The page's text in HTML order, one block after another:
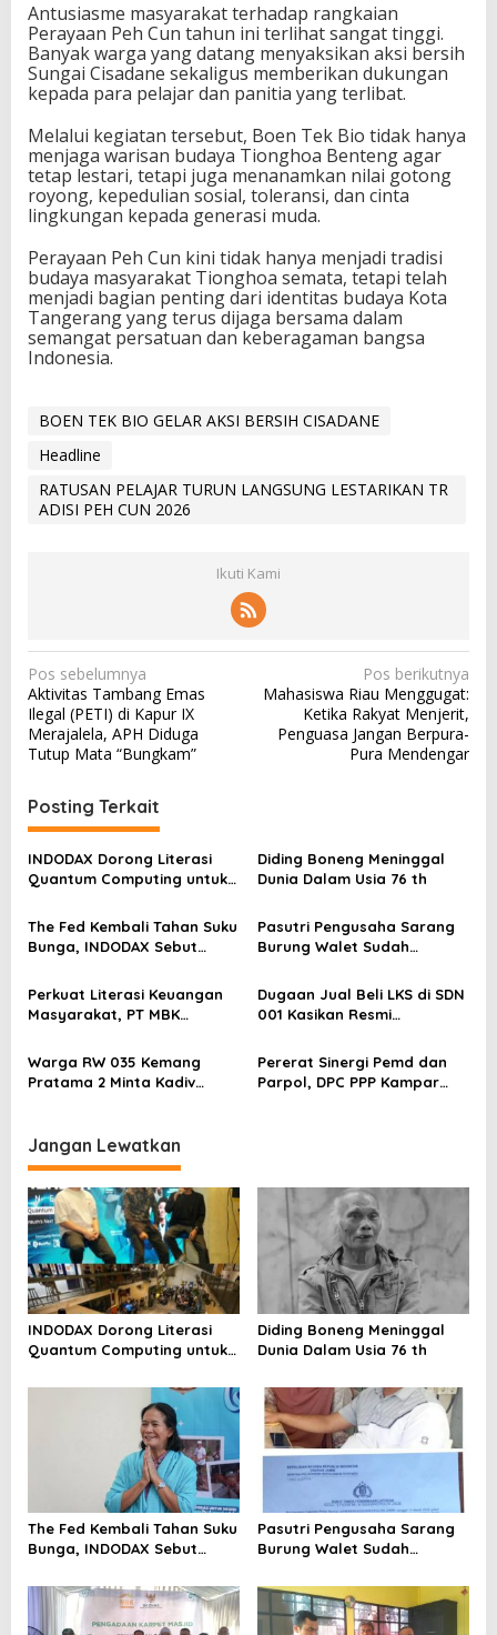
Antusiasme masyarakat terhadap rangkaian
Perayaan Peh Cun tahun ini terlihat sangat tinggi.
Banyak warga yang datang menyaksikan aksi bersih
Sungai Cisadane sekaligus memberikan dukungan
kepada para pelajar dan panitia yang terlibat.
Melalui kegiatan tersebut, Boen Tek Bio tidak hanya
menjaga warisan budaya Tionghoa Benteng agar
tetap lestari, tetapi juga menanamkan nilai gotong
royong, kepedulian sosial, toleransi, dan cinta
lingkungan kepada generasi muda.
Perayaan Peh Cun kini tidak hanya menjadi tradisi
budaya masyarakat Tionghoa semata, tetapi telah
menjadi bagian penting dari identitas budaya Kota
Tangerang yang terus dijaga bersama dalam
semangat persatuan dan keberagaman bangsa
Indonesia.
BOEN TEK BIO GELAR AKSI BERSIH CISADANE
Headline
RATUSAN PELAJAR TURUN LANGSUNG LESTARIKAN TR
ADISI PEH CUN 2026
Ikuti Kami
N
a
v
i
g
a
s
i
p
o
s
Pos sebelumnya
Aktivitas Tambang Emas
Ilegal (PETI) di Kapur IX
Merajalela, APH Diduga
Tutup Mata “Bungkam”
Pos berikutnya
Mahasiswa Riau Menggugat:
Ketika Rakyat Menjerit,
Penguasa Jangan Berpura-
Pura Mendengar
Posting Terkait
INDODAX Dorong Literasi
Quantum Computing untuk
Blockchain
Diding Boneng Meninggal
Dunia Dalam Usia 76 th
The Fed Kembali Tahan Suku
Bunga, INDODAX Sebut
Sentimen Pasar
Pasutri Pengusaha Sarang
Burung Walet Sudah
Pelapor Desak Polda Jambi
Segera Lakukan Penahanan
Perkuat Literasi Keuangan
Masyarakat, PT MBK
Karpet Masjid di Pakuhaji
Dugaan Jual Beli LKS di SDN
001 Kasikan Resmi
Kampar, Pemred – Pimum
Metroterkini.id Desak Usut
Kasus Ini
Warga RW 035 Kemang
Pratama 2 Minta Kadiv
Metro Bekasi Kota
Pererat Sinergi Pemd dan
Parpol, DPC PPP Kampar
Jangan Lewatkan
INDODAX Dorong Literasi
Quantum Computing untuk
Blockchain
Diding Boneng Meninggal
Dunia Dalam Usia 76 th
The Fed Kembali Tahan Suku
Bunga, INDODAX Sebut
Sentimen Pasar
Pasutri Pengusaha Sarang
Burung Walet Sudah
Pelapor Desak Polda Jambi
Segera Lakukan Penahanan